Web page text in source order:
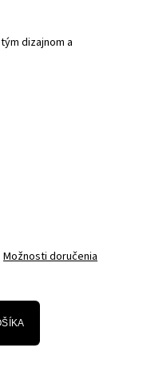
dizajnom a
Možnosti doručenia